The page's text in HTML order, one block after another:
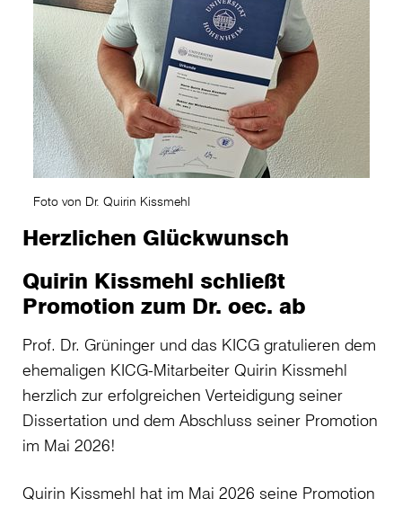
Foto von Dr. Quirin Kissmehl
Herzlichen Glückwunsch
Quirin Kissmehl schließt
Promotion zum Dr. oec. ab
Prof. Dr. Grüninger und das KICG gratulieren dem
ehemaligen KICG-Mitarbeiter Quirin Kissmehl
herzlich zur erfolgreichen Verteidigung seiner
Dissertation und dem Abschluss seiner Promotion
im Mai 2026!
Quirin Kissmehl hat im Mai 2026 seine Promotion